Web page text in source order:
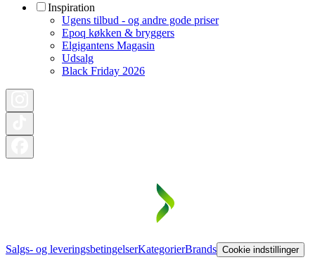
Inspiration
Ugens tilbud - og andre gode priser
Epoq køkken & bryggers
Elgigantens Magasin
Udsalg
Black Friday 2026
Salgs- og leveringsbetingelserKategorierBrands Cookie indstillinger